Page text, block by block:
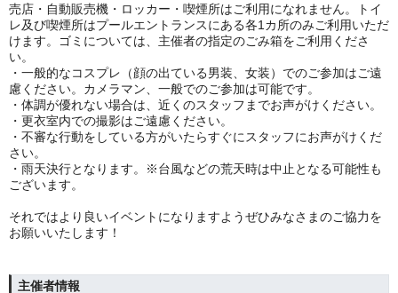
売店・自動販売機・ロッカー・喫煙所はご利用になれません。トイ
レ及び喫煙所はプールエントランスにある各1カ所のみご利用いただ
けます。ゴミについては、主催者の指定のごみ箱をご利用くださ
い。
・一般的なコスプレ（顔の出ている男装、女装）でのご参加はご遠
慮ください。カメラマン、一般でのご参加は可能です。
・体調が優れない場合は、近くのスタッフまでお声がけください。
・更衣室内での撮影はご遠慮ください。
・不審な行動をしている方がいたらすぐにスタッフにお声がけくだ
さい。
・雨天決行となります。※台風などの荒天時は中止となる可能性も
ございます。
それではより良いイベントになりますようぜひみなさまのご協力を
お願いいたします！
主催者情報